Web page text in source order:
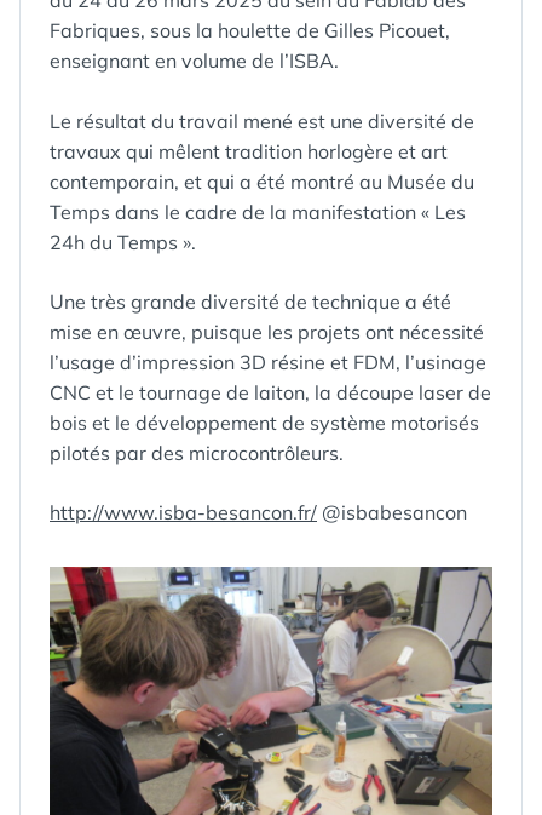
Fabriques, sous la houlette de Gilles Picouet,
enseignant en volume de l’ISBA.
Le résultat du travail mené est une diversité de
travaux qui mêlent tradition horlogère et art
contemporain, et qui a été montré au Musée du
Temps dans le cadre de la manifestation « Les
24h du Temps ».
Une très grande diversité de technique a été
mise en œuvre, puisque les projets ont nécessité
l’usage d’impression 3D résine et FDM, l’usinage
CNC et le tournage de laiton, la découpe laser de
bois et le développement de système motorisés
pilotés par des microcontrôleurs.
http://www.isba-besancon.fr/ @isbabesancon